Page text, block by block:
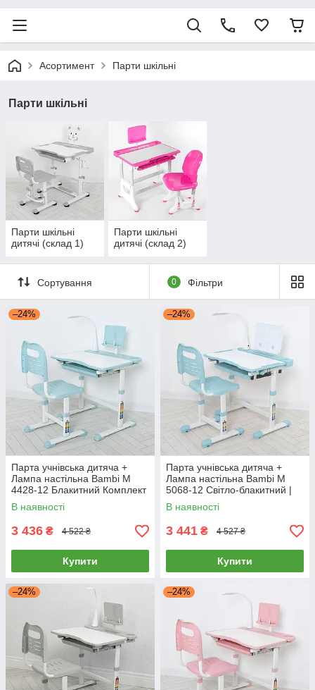
Асортимент Парти шкільні
Парти шкільні
Парти шкільні
дитячі (склад 1)
Парти шкільні
дитячі (склад 2)
Сортування 0 Фільтри
–24%
Парта учнівська дитяча +
Лампа настільна Bambi M
4428-12 Блакитний Комплект
парта, що росте, і стілець
В наявності
3 436 ₴ 4 522 ₴
Купити
–24%
Парта учнівська дитяча +
Лампа настільна Bambi M
5068-12 Світло-блакитний |
Комплект зростаюча парта і
стілець
В наявності
3 441 ₴ 4 527 ₴
Купити
–24% –24%